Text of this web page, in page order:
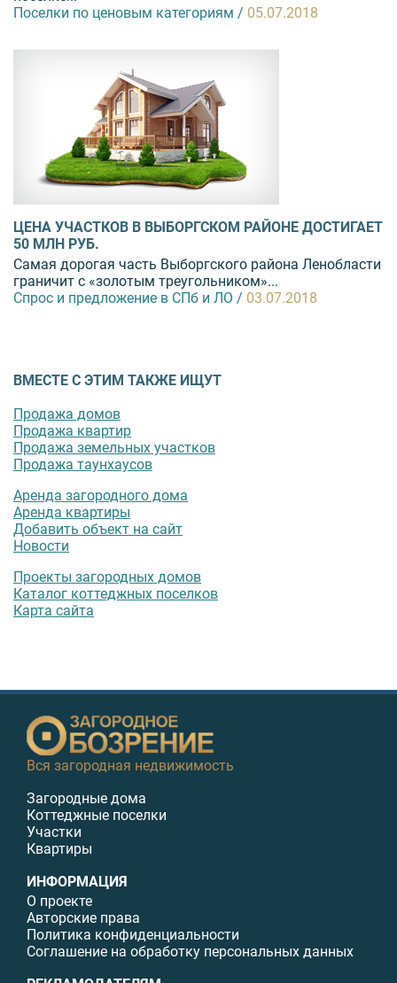
Поселки по ценовым категориям / 05.07.2018
ЦЕНА УЧАСТКОВ В ВЫБОРГСКОМ РАЙОНЕ ДОСТИГАЕТ
50 МЛН РУБ.
Самая дорогая часть Выборгского района Ленобласти
граничит с «золотым треугольником»...
Спрос и предложение в СПб и ЛО / 03.07.2018
ВМЕСТЕ С ЭТИМ ТАКЖЕ ИЩУТ
Продажа домов
Продажа квартир
Продажа земельных участков
Продажа таунхаусов
Аренда загородного дома
Аренда квартиры
Добавить объект на сайт
Новости
Проекты загородных домов
Каталог коттеджных поселков
Карта сайта
Вся загородная недвижимость
Загородные дома
Коттеджные поселки
Участки
Квартиры
ИНФОРМАЦИЯ
О проекте
Авторские права
Политика конфиденциальности
Соглашение на обработку персональных данных